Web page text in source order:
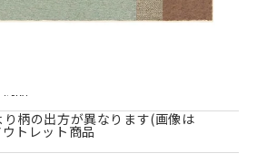
トレット商品
柄の出方が異なります(画像は